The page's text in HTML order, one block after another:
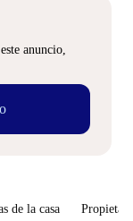
anuncio,
de la casa